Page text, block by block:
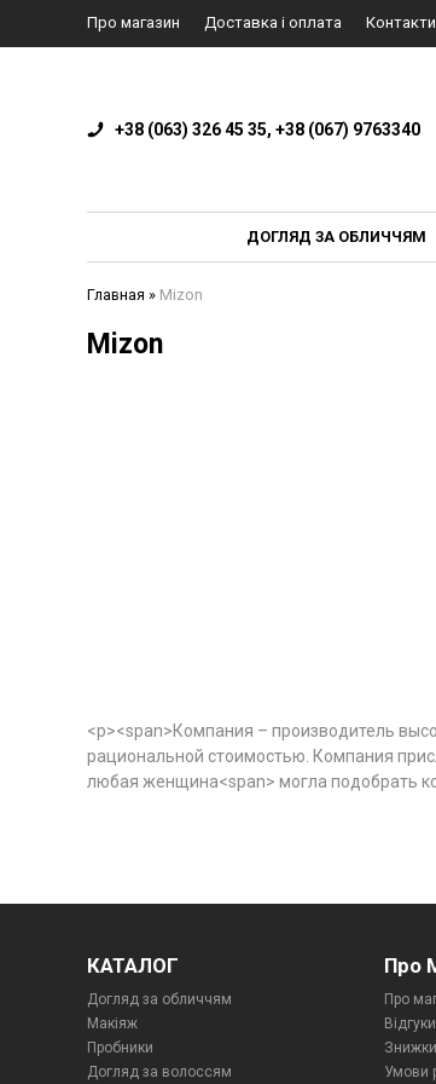
Про магазин Доставка і оплата Контакти
+38 (063) 326 45 35, +38 (067) 9763340
ДОГЛЯД ЗА ОБЛИЧЧЯМ
Главная » Mizon
Mizon
<p><span>Компания – производитель
рациональной стоимостью. Компания
любая женщина<span> могла подобрать
КАТАЛОГ
Догляд за обличчям
Макіяж
Пробники
Догляд за волоссям
Про
Про
Знижки
Умови